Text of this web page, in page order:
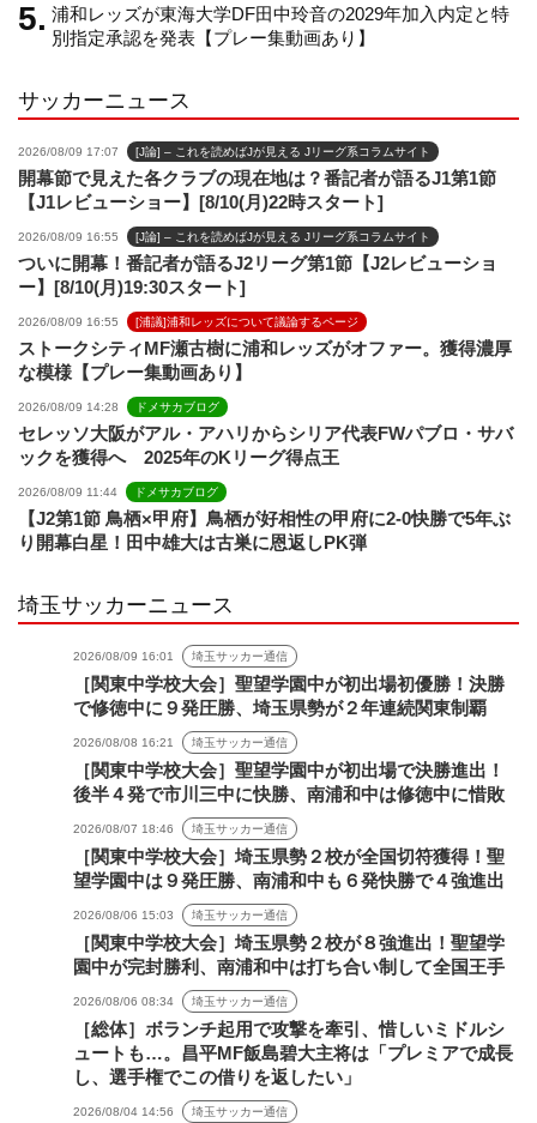
e
浦和レッズが東海大学DF田中玲音の2029年加入内定と特
別指定承認を発表【プレー集動画あり】
サッカーニュース
2026/08/09 17:07 [J論] – これを読めばJが見える Jリーグ系コラムサイト
開幕節で見えた各クラブの現在地は？番記者が語るJ1第1節
【J1レビューショー】[8/10(月)22時スタート]
2026/08/09 16:55 [J論] – これを読めばJが見える Jリーグ系コラムサイト
ついに開幕！番記者が語るJ2リーグ第1節【J2レビューショ
ー】[8/10(月)19:30スタート]
2026/08/09 16:55 [浦議]浦和レッズについて議論するページ
ストークシティMF瀬古樹に浦和レッズがオファー。獲得濃厚
な模様【プレー集動画あり】
2026/08/09 14:28 ドメサカブログ
セレッソ大阪がアル・アハリからシリア代表FWパブロ・サバ
ックを獲得へ 2025年のKリーグ得点王
2026/08/09 11:44 ドメサカブログ
【J2第1節 鳥栖×甲府】鳥栖が好相性の甲府に2-0快勝で5年ぶ
り開幕白星！田中雄大は古巣に恩返しPK弾
埼玉サッカーニュース
2026/08/09 16:01 埼玉サッカー通信
［関東中学校大会］聖望学園中が初出場初優勝！決勝
で修徳中に９発圧勝、埼玉県勢が２年連続関東制覇
2026/08/08 16:21 埼玉サッカー通信
［関東中学校大会］聖望学園中が初出場で決勝進出！
後半４発で市川三中に快勝、南浦和中は修徳中に惜敗
2026/08/07 18:46 埼玉サッカー通信
［関東中学校大会］埼玉県勢２校が全国切符獲得！聖
望学園中は９発圧勝、南浦和中も６発快勝で４強進出
2026/08/06 15:03 埼玉サッカー通信
［関東中学校大会］埼玉県勢２校が８強進出！聖望学
園中が完封勝利、南浦和中は打ち合い制して全国王手
2026/08/06 08:34 埼玉サッカー通信
［総体］ボランチ起用で攻撃を牽引、惜しいミドルシ
ュートも…。昌平MF飯島碧大主将は「プレミアで成長
し、選手権でこの借りを返したい」
2026/08/04 14:56 埼玉サッカー通信